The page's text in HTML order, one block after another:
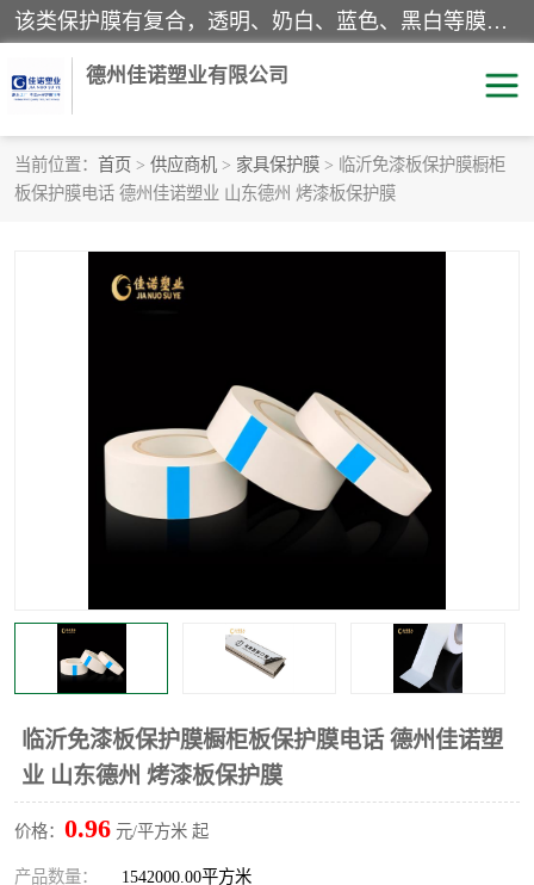
该类保护膜有复合，透明、奶白、蓝色、黑白等膜型。特高粘，高粘，中高粘，中粘，中低粘，低粘等。对于不同的粘力要求有相应的产品相适配。无胶渍残留污染。在较宽的收卷幅度下平整无皱纹，收卷长度大，利于机械化及自动化施工粘贴。为您的产品提供的表面保护解决方案。 产品广泛适用于：铝材、不锈钢、金属、塑料、电子、家电、家具、玻璃、化工材料、装饰材料等。
德州佳诺塑业有限公司
当前位置： 首页 > 供应商机 > 家具保护膜 > 临沂免漆板保护膜橱柜
板保护膜电话 德州佳诺塑业 山东德州 烤漆板保护膜
临沂免漆板保护膜橱柜板保护膜电话 德州佳诺塑
业 山东德州 烤漆板保护膜
价格： 0.96 元/平方米 起
产品数量： 1542000.00平方米
pe保护膜 包装膜
明蓝保护膜 纯黑保护膜
印字保护膜 彩钢板保护膜
窗缝阻风胶带 铝板保护膜
不锈钢板保护膜 一次性隔离膜